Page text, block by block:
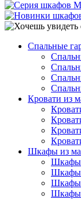
Спальные
Кровати из
Шкафы из
Шкафы
Шкафы
Шкафы
Шкафы